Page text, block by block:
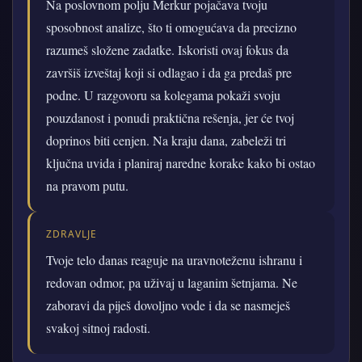
Na poslovnom polju Merkur pojačava tvoju
sposobnost analize, što ti omogućava da precizno
razumeš složene zadatke. Iskoristi ovaj fokus da
završiš izveštaj koji si odlagao i da ga predaš pre
podne. U razgovoru sa kolegama pokaži svoju
pouzdanost i ponudi praktična rešenja, jer će tvoj
doprinos biti cenjen. Na kraju dana, zabeleži tri
ključna uvida i planiraj naredne korake kako bi ostao
na pravom putu.
ZDRAVLJE
Tvoje telo danas reaguje na uravnoteženu ishranu i
redovan odmor, pa uživaj u laganim šetnjama. Ne
zaboravi da piješ dovoljno vode i da se nasmeješ
svakoj sitnoj radosti.